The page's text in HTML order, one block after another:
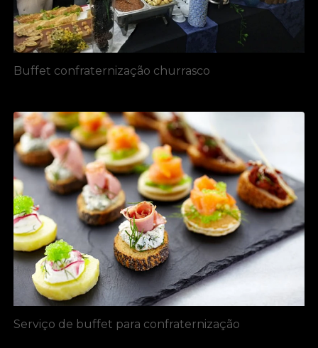
Buffet confraternização churrasco
Serviço de buffet para confraternização